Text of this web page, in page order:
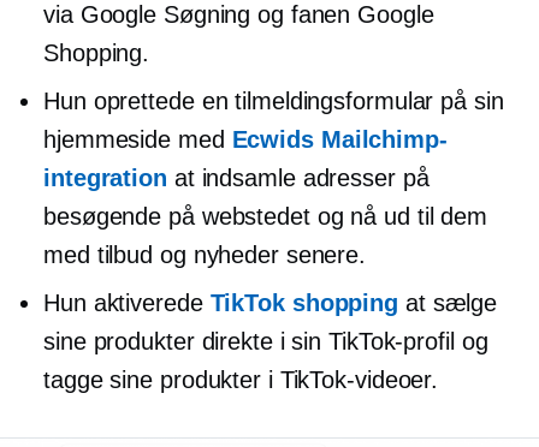
via Google Søgning og fanen Google
Shopping.
Hun oprettede en tilmeldingsformular på sin
hjemmeside med Ecwids Mailchimp-
integration at indsamle adresser på
besøgende på webstedet og nå ud til dem
med tilbud og nyheder senere.
Hun aktiverede TikTok shopping at sælge
sine produkter direkte i sin TikTok-profil og
tagge sine produkter i TikTok-videoer.